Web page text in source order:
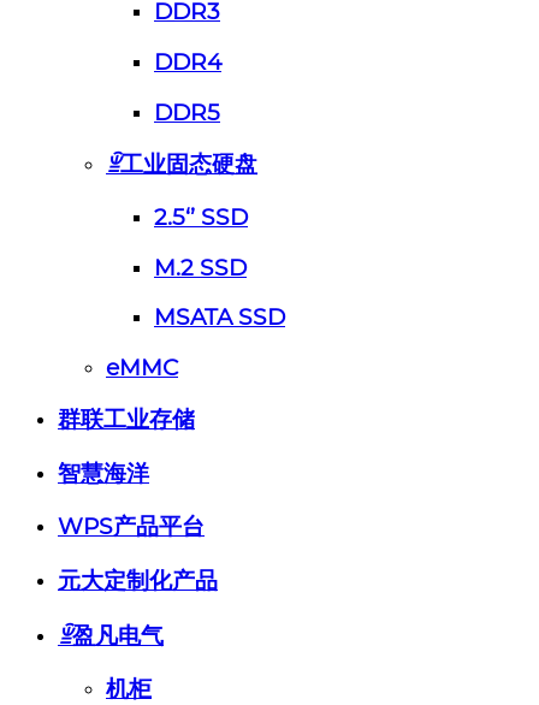
DDR3
DDR4
DDR5
ꁇ工业固态硬盘
2.5‘’ SSD
M.2 SSD
MSATA SSD
eMMC
群联工业存储
智慧海洋
WPS产品平台
元大定制化产品
ꁇ盈凡电气
机柜